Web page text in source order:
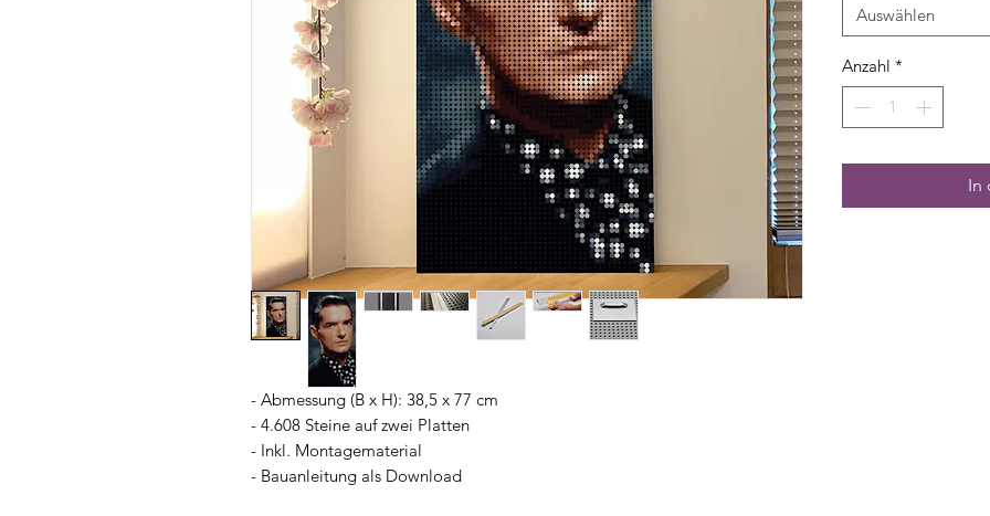
- Abmessung (B x H): 38,5 x 77 cm
- 4.608 Steine auf zwei Platten
- Inkl. Montagematerial
- Bauanleitung als Download
Auswählen
Anzahl *
In